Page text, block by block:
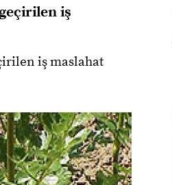
iş
iş maslahat